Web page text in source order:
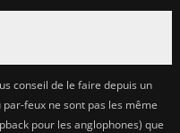
conseil de le faire depuis un
feux ne sont pas les même
pour les anglophones) que